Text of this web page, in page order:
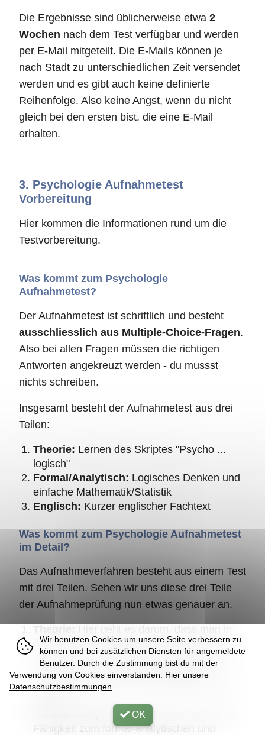
Die Ergebnisse sind üblicherweise etwa 2
Wochen nach dem Test verfügbar und werden
per E-Mail mitgeteilt. Die E-Mails können je
nach Stadt zu unterschiedlichen Zeit versendet
werden und es gibt auch keine definierte
Reihenfolge. Also keine Angst, wenn du nicht
gleich bei den ersten bist, die eine E-Mail
erhalten.
3. Psychologie Aufnahmetest
Vorbereitung
Hier kommen die Informationen rund um die
Testvorbereitung.
Was kommt zum Psychologie
Aufnahmetest?
Der Aufnahmetest ist schriftlich und besteht
ausschliesslich aus Multiple-Choice-Fragen.
Also bei allen Fragen müssen die richtigen
Antworten angekreuzt werden - du mussst
nichts schreiben.
Insgesamt besteht der Aufnahmetest aus drei
Teilen:
Theorie: Lernen des Skriptes "Psycho ...
logisch"
Formal/Analytisch: Logisches Denken und
einfache Mathematik/Statistik
Englisch: Kurzer englischer Fachtext
Was kommt zum Psychologie Aufnahmetest
im Detail?
Das Aufnahmeverfahren besteht aus einem Test
mit drei Teilen. Sehen wir uns diese drei Teile
der Aufnahmeprüfung nun etwas genauer an.
Theorie:
Hier geht es darum, dass man in
der Lage ist, sich Wissen aus der Literatur
anzueignen. Als einfach gesagt, dass man
Lernen kann. Dazu wird ein Skriptzur
Verfügung gestellt. Das Skript hat etwa 300
Formal/Analytisch:Bei diesem Teil soll die
Fähigkeit zum formal-analytischen und
Wir benutzen Cookies um unsere Seite verbessern zu
können und bei zusätzlichen Diensten für angemeldete
Benutzer. Durch die Zustimmung bist du mit der
Verwendung von Cookies einverstanden. Hier unsere
Datenschutzbestimmungen
OK